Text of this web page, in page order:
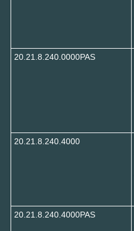
20.21.8.240.0000PAS
20.21.8.240.4000
20.21.8.240.4000PAS